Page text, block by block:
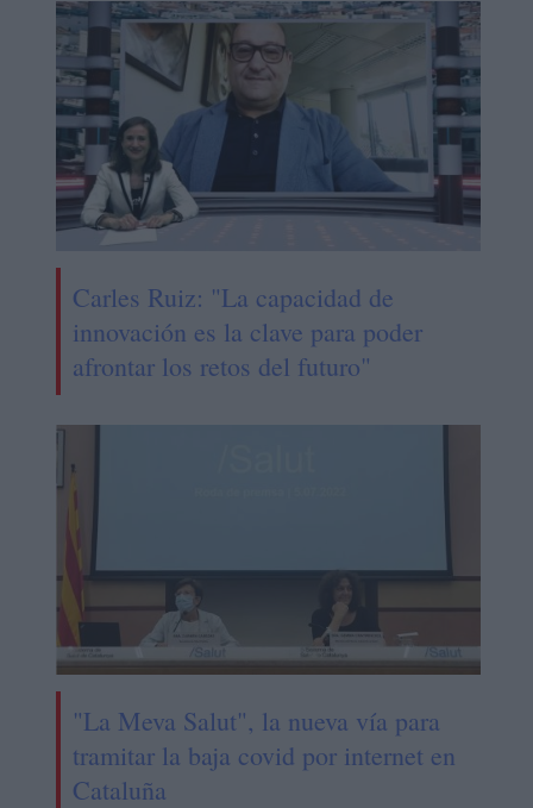
Carles Ruiz: "La capacidad de
innovación es la clave para poder
afrontar los retos del futuro"
"La Meva Salut", la nueva vía para
tramitar la baja covid por internet en
Cataluña